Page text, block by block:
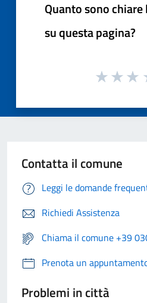
Quanto sono
su questa pagina?
Contatta il comune
Leggi le domande
Richiedi Assistenza
Chiama il comune +39
Prenota un
Problemi in città